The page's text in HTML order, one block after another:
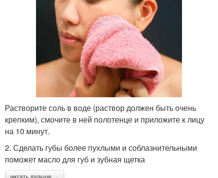
Растворите соль в воде (раствор должен быть очень
крепким), смочите в ней полотенце и приложите к лицу
на 10 минут.
2. Сделать губы более пухлыми и соблазнительными
поможет масло для губ и зубная щетка